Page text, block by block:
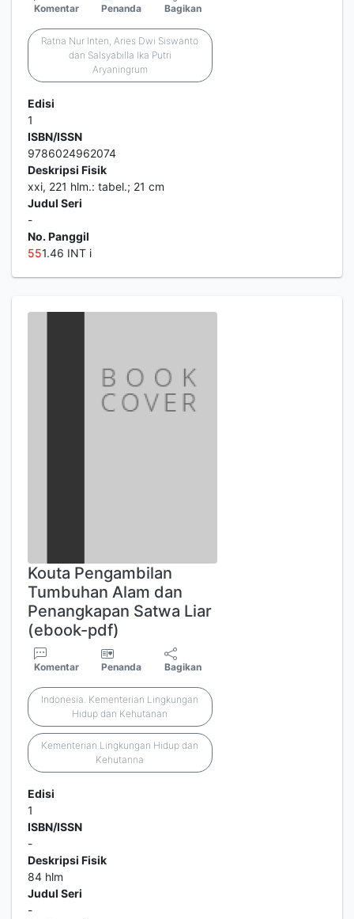
Komentar Penanda Bagikan
Ratna Nur Inten, Aries Dwi Siswanto
dan Salsyabilla Ika Putri
Aryaningrum
Edisi
1
ISBN/ISSN
9786024962074
Deskripsi Fisik
xxi, 221 hlm.: tabel.; 21 cm
Judul Seri
-
No. Panggil
551.46 INT i
Kouta Pengambilan
Tumbuhan Alam dan
Penangkapan Satwa Liar
(ebook-pdf)
Komentar Penanda Bagikan
Indonesia. Kementerian Lingkungan
Hidup dan Kehutanan
Kementerian Lingkungan Hidup dan
Kehutanna
Edisi
1
ISBN/ISSN
-
Deskripsi Fisik
84 hlm
Judul Seri
-